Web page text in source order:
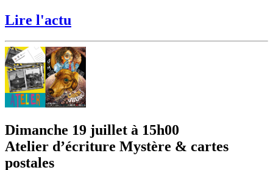
Lire l'actu
Dimanche 19 juillet à 15h00
Atelier d’écriture Mystère & cartes
postales